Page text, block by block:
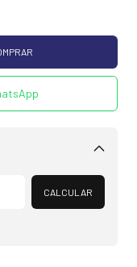
Alterar CEP
CALCULAR